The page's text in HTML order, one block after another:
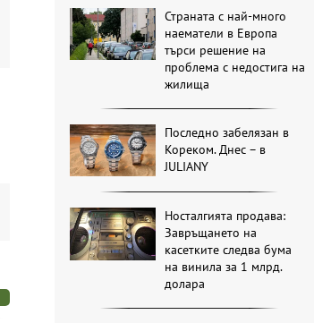
Страната с най-много
наематели в Европа
търси решение на
проблема с недостига на
жилища
Последно забелязан в
Кореком. Днес – в
JULIANY
Носталгията продава:
Завръщането на
касетките следва бума
на винила за 1 млрд.
долара